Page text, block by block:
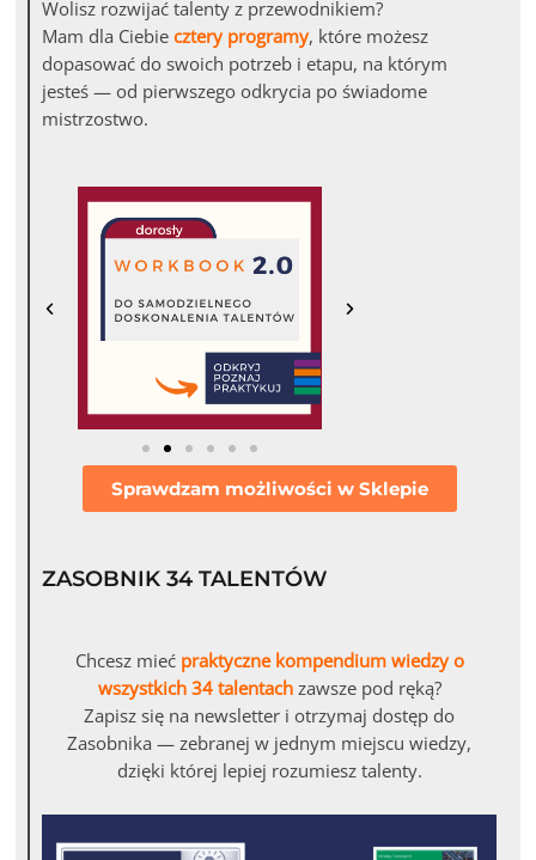
Wolisz rozwijać talenty z przewodnikiem?
Mam dla Ciebiecztery programy, które możesz
dopasować do swoich potrzeb i etapu, na którym
jesteś — od pierwszego odkrycia po świadome
mistrzostwo.
Sprawdzam możliwości w Sklepie
ZASOBNIK 34 TALENTÓW
Chcesz mieć praktyczne kompendium wiedzy o
wszystkich 34 talentachzawsze pod ręką?
Zapisz się na newsletter i otrzymaj dostęp do
Zasobnika — zebranej w jednym miejscu wiedzy,
dzięki której lepiej rozumiesz talenty.